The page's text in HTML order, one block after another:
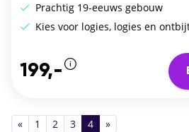
Prachtig 19-eeuws gebouw
Kies voor logies, logies en
199,-
« 1 2 3 4 »